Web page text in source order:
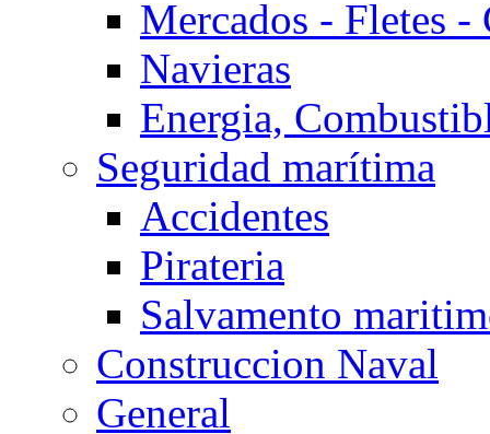
Mercados - Fletes -
Navieras
Energia,
Seguridad marítima
Accidentes
Pirateria
Salvamento
Construccion Naval
General